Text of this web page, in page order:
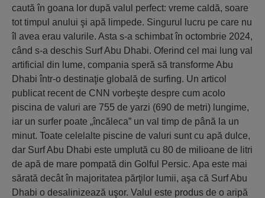
caută în goana lor după valul perfect: vreme caldă, soare
tot timpul anului şi apă limpede. Singurul lucru pe care nu
îl avea erau valurile. Asta s-a schimbat în octombrie 2024,
când s-a deschis Surf Abu Dhabi. Oferind cel mai lung val
artificial din lume, compania speră să transforme Abu
Dhabi într-o destinaţie globală de surfing. Un articol
publicat recent de CNN vorbeşte despre cum acolo
piscina de valuri are 755 de yarzi (690 de metri) lungime,
iar un surfer poate „încăleca” un val timp de până la un
minut. Toate celelalte piscine de valuri sunt cu apă dulce,
dar Surf Abu Dhabi este umplută cu 80 de milioane de litri
de apă de mare pompată din Golful Persic. Apa este mai
sărată decât în majoritatea părţilor lumii, aşa că Surf Abu
Dhabi o desalinizează uşor. Valul este produs de o aripă